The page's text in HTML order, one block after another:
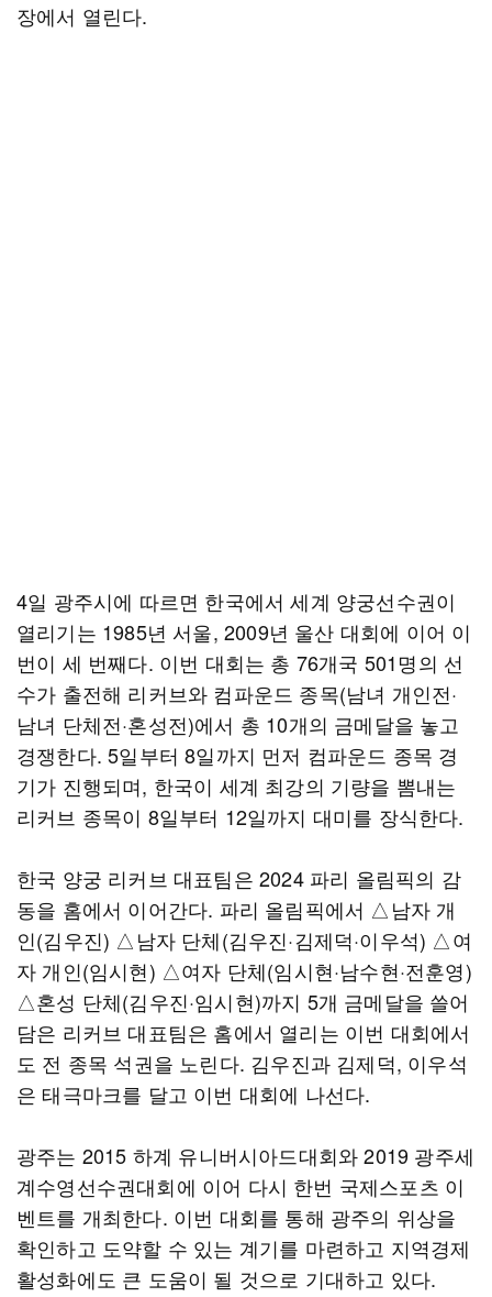
장에서 열린다.
4일 광주시에 따르면 한국에서 세계 양궁선수권이
열리기는 1985년 서울, 2009년 울산 대회에 이어 이
번이 세 번째다. 이번 대회는 총 76개국 501명의 선
수가 출전해 리커브와 컴파운드 종목(남녀 개인전·
남녀 단체전·혼성전)에서 총 10개의 금메달을 놓고
경쟁한다. 5일부터 8일까지 먼저 컴파운드 종목 경
기가 진행되며, 한국이 세계 최강의 기량을 뽐내는
리커브 종목이 8일부터 12일까지 대미를 장식한다.
한국 양궁 리커브 대표팀은 2024 파리 올림픽의 감
동을 홈에서 이어간다. 파리 올림픽에서 △남자 개
인(김우진) △남자 단체(김우진·김제덕·이우석) △여
자 개인(임시현) △여자 단체(임시현·남수현·전훈영)
△혼성 단체(김우진·임시현)까지 5개 금메달을 쓸어
담은 리커브 대표팀은 홈에서 열리는 이번 대회에서
도 전 종목 석권을 노린다. 김우진과 김제덕, 이우석
은 태극마크를 달고 이번 대회에 나선다.
광주는 2015 하계 유니버시아드대회와 2019 광주세
계수영선수권대회에 이어 다시 한번 국제스포츠 이
벤트를 개최한다. 이번 대회를 통해 광주의 위상을
확인하고 도약할 수 있는 계기를 마련하고 지역경제
활성화에도 큰 도움이 될 것으로 기대하고 있다.